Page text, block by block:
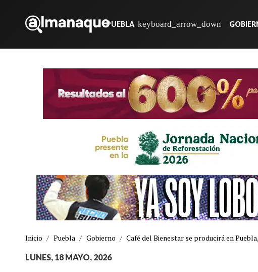
PUEBLA
Inicio / Puebla / Gobierno / Café del Bienestar se producirá en
LUNES, 18 MAYO, 2026